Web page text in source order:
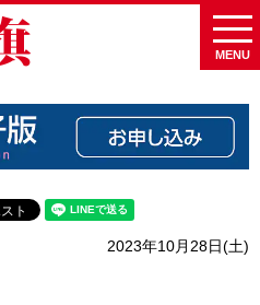
MENU
2023年10月28日(土)